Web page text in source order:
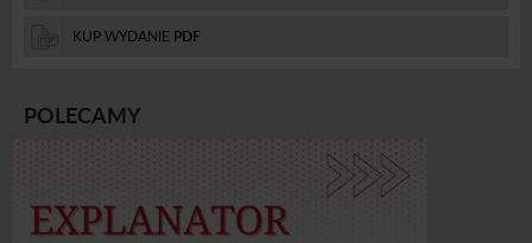
KUP WYDANIE PDF
POLECAMY